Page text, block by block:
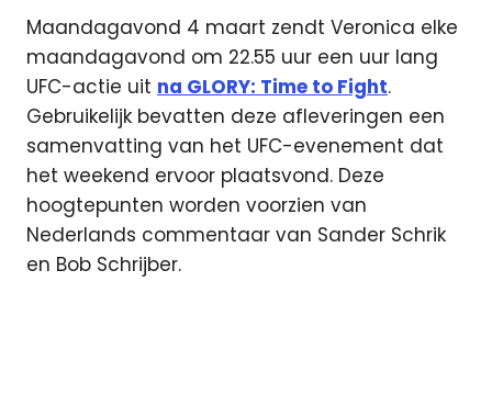
Maandagavond 4 maart zendt Veronica elke
maandagavond om 22.55 uur een uur lang
UFC-actie uit na GLORY: Time to Fight.
Gebruikelijk bevatten deze afleveringen een
samenvatting van het UFC-evenement dat
het weekend ervoor plaatsvond. Deze
hoogtepunten worden voorzien van
Nederlands commentaar van Sander Schrik
en Bob Schrijber.